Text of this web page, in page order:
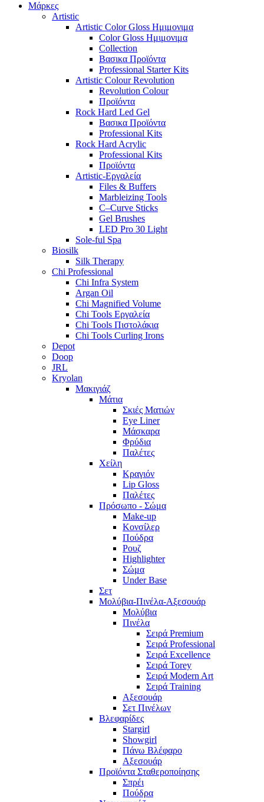
Μάρκες
Artistic
Artistic Color Gloss Ημιμονιμα
Color Gloss Ημιμονιμα
Collection
Βασικα Προϊόντα
Professional Starter Kits
Artistic Colour Revolution
Revolution Colour
Προϊόντα
Rock Hard Led Gel
Βασικα Προϊόντα
Professional Kits
Rock Hard Acrylic
Professional Kits
Προϊόντα
Artistic-Εργαλεία
Files & Buffers
Marbleizing Tools
C–Curve Sticks
Gel Brushes
LED Pro 30 Light
Sole-ful Spa
Biosilk
Silk Therapy
Chi Professional
Chi Infra System
Argan Oil
Chi Magnified Volume
Chi Tools Εργαλεία
Chi Tools Πιστολάκια
Chi Tools Curling Irons
Depot
Doop
JRL
Kryolan
Μακιγιάζ
Μάτια
Σκιές Ματιών
Eye Liner
Μάσκαρα
Φρύδια
Παλέτες
Χείλη
Κραγιόν
Lip Gloss
Παλέτες
Πρόσωπο - Σώμα
Make-up
Κονσίλερ
Πούδρα
Ρουζ
Highlighter
Σώμα
Under Base
Σετ
Μολύβια-Πινέλα-Αξεσουάρ
Μολύβια
Πινέλα
Σειρά Premium
Σειρά Professional
Σειρά Excellence
Σειρά Torey
Σειρά Modern Art
Σειρά Training
Αξεσουάρ
Σετ Πινέλων
Βλεφαρίδες
Stargirl
Showgirl
Πάνω Βλέφαρο
Αξεσουάρ
Προϊόντα Σταθεροποίησης
Σπρέι
Πούδρα